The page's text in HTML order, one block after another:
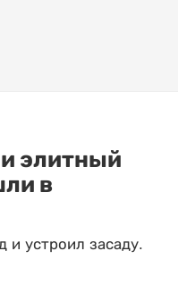
элитный
в
и устроил засаду.